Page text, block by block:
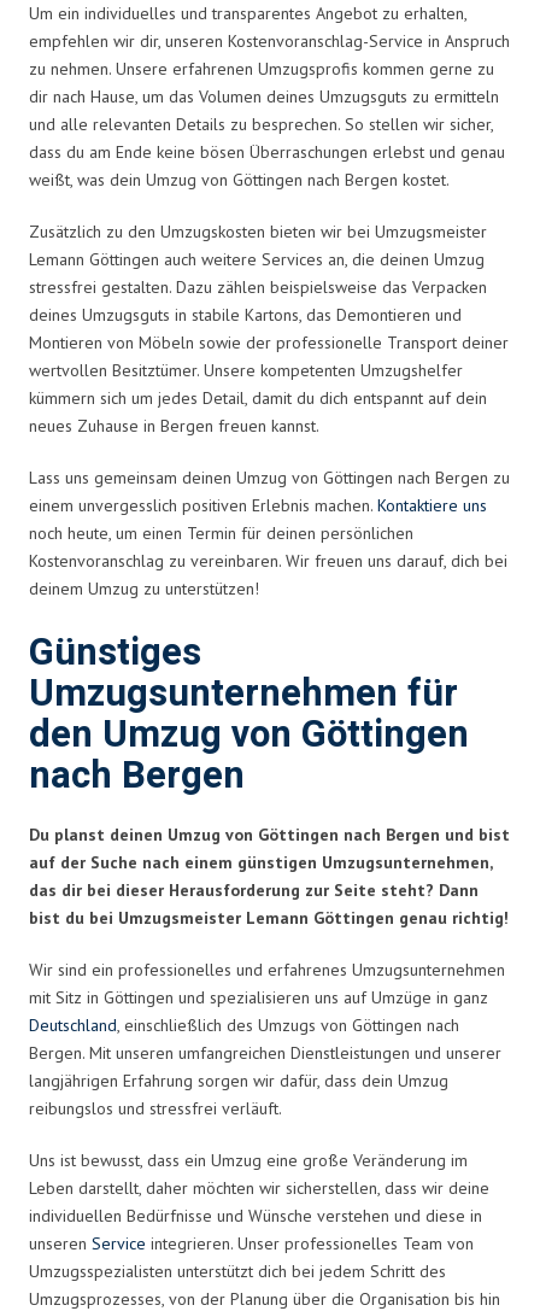
Um ein individuelles und transparentes Angebot zu erhalten,
empfehlen wir dir, unseren Kostenvoranschlag-Service in Anspruch
zu nehmen. Unsere erfahrenen Umzugsprofis kommen gerne zu
dir nach Hause, um das Volumen deines Umzugsguts zu ermitteln
und alle relevanten Details zu besprechen. So stellen wir sicher,
dass du am Ende keine bösen Überraschungen erlebst und genau
weißt, was dein Umzug von Göttingen nach Bergen kostet.
Zusätzlich zu den Umzugskosten bieten wir bei Umzugsmeister
Lemann Göttingen auch weitere Services an, die deinen Umzug
stressfrei gestalten. Dazu zählen beispielsweise das Verpacken
deines Umzugsguts in stabile Kartons, das Demontieren und
Montieren von Möbeln sowie der professionelle Transport deiner
wertvollen Besitztümer. Unsere kompetenten Umzugshelfer
kümmern sich um jedes Detail, damit du dich entspannt auf dein
neues Zuhause in Bergen freuen kannst.
Lass uns gemeinsam deinen Umzug von Göttingen nach Bergen zu
einem unvergesslich positiven Erlebnis machen. Kontaktiere uns
noch heute, um einen Termin für deinen persönlichen
Kostenvoranschlag zu vereinbaren. Wir freuen uns darauf, dich bei
deinem Umzug zu unterstützen!
Günstiges
Umzugsunternehmen für
den Umzug von Göttingen
nach Bergen
Du planst deinen Umzug von Göttingen nach Bergen und bist
auf der Suche nach einem günstigen Umzugsunternehmen,
das dir bei dieser Herausforderung zur Seite steht? Dann
bist du bei Umzugsmeister Lemann Göttingen genau richtig!
Wir sind ein professionelles und erfahrenes Umzugsunternehmen
mit Sitz in Göttingen und spezialisieren uns auf Umzüge in ganz
Deutschland, einschließlich des Umzugs von Göttingen nach
Bergen. Mit unseren umfangreichen Dienstleistungen und unserer
langjährigen Erfahrung sorgen wir dafür, dass dein Umzug
reibungslos und stressfrei verläuft.
Uns ist bewusst, dass ein Umzug eine große Veränderung im
Leben darstellt, daher möchten wir sicherstellen, dass wir deine
individuellen Bedürfnisse und Wünsche verstehen und diese in
unseren Service integrieren. Unser professionelles Team von
Umzugsspezialisten unterstützt dich bei jedem Schritt des
Umzugsprozesses, von der Planung über die Organisation bis hin